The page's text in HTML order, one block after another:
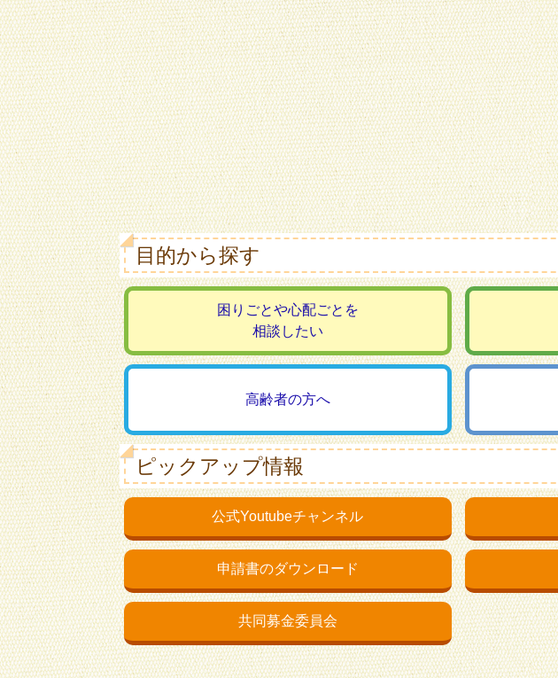
目的から探す
困りごとや心配ごとを
相談したい
高齢者の方へ
ピックアップ情報
公式Youtubeチャンネル
申請書のダウンロード
共同募金委員会